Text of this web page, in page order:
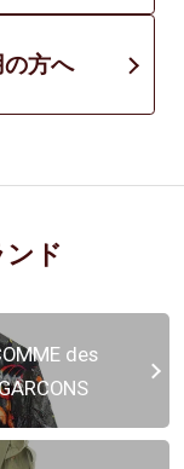
方へ
ド
des